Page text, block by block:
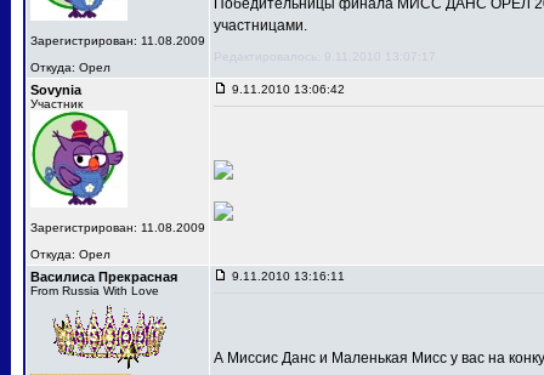
Зарегистрирован: 11.08.2009
Откуда: Орел
Победительницы финала МИСС ДАНС ОРЕЛ
участницами.
Редактировалось: 9.11.2010 13:07:17
Sovynia
Участник
Зарегистрирован: 11.08.2009
Откуда: Орел
9.11.2010 13:06:42
Василиса Прекрасная
From Russia With Love
9.11.2010 13:16:11
А Миссис Данс и Маленькая Мисс у вас на